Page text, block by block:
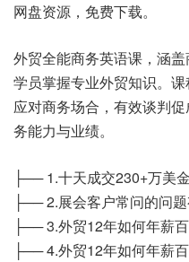
网盘资源，免费下载。
外贸全能商务英语课，涵
学员掌握专业外贸知识。
应对商务场合，有效谈判
务能力与业绩。
├── 1.十天成交230+万美
├── 2.展会客户常问的问
├── 3.外贸12年如何年薪
├── 4.外贸12年如何年薪